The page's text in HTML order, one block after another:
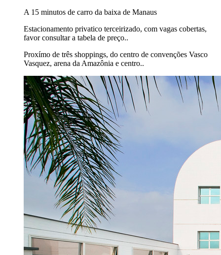
A 15 minutos de carro da baixa de Manaus
Estacionamento privatico terceirizado, com vagas cobertas,
favor consultar a tabela de preço..
Proxímo de três shoppings, do centro de convenções Vasco
Vasquez, arena da Amazônia e centro..